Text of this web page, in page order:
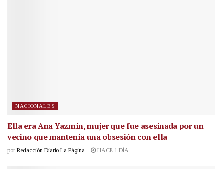
NACIONALES
Ella era Ana Yazmín, mujer que fue asesinada por un
vecino que mantenía una obsesión con ella
por Redacción Diario La Página HACE 1 DÍA